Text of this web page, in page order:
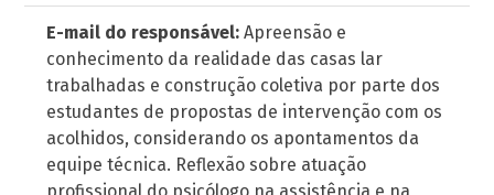
E-mail do responsável: Apreensão e
conhecimento da realidade das casas lar
trabalhadas e construção coletiva por parte dos
estudantes de propostas de intervenção com os
acolhidos, considerando os apontamentos da
equipe técnica. Reflexão sobre atuação